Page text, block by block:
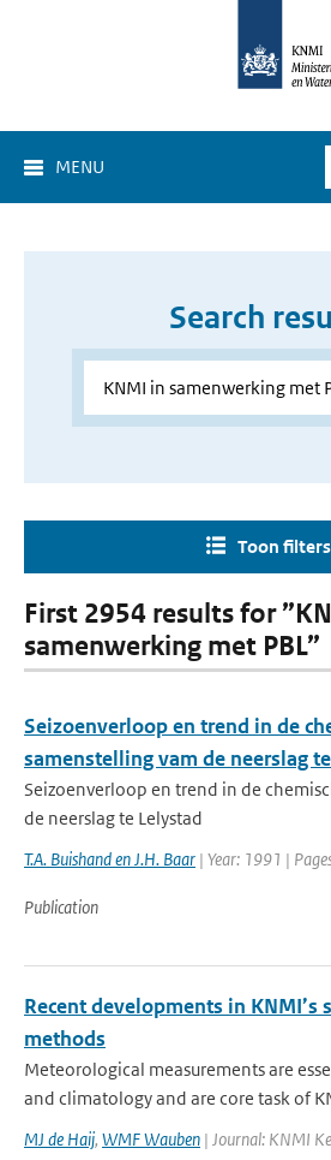
MENU
Search
Toon filters
First 2954 results for
samenwerking met PBL”
Seizoenverloop en trend in de
samenstelling vam de neerslag
Seizoenverloop en trend in de
de neerslag te Lelystad
T.A. Buishand en J.H. Baar | Year: 1991 |
Publication
Recent developments in KNMI’s
methods
Meteorological measurements are
and climatology and are core task of
MJ de Haij, WMF Wauben | Journal: KNMI